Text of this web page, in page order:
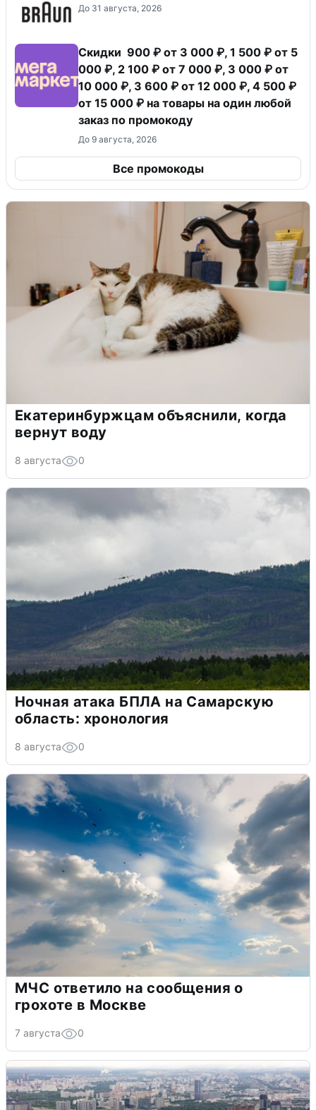
До 31 августа, 2026
Скидки 900 ₽ от 3 000 ₽, 1 500 ₽ от 5
000 ₽, 2 100 ₽ от 7 000 ₽, 3 000 ₽ от
10 000 ₽, 3 600 ₽ от 12 000 ₽, 4 500 ₽
от 15 000 ₽ на товары на один любой
заказ по промокоду
До 9 августа, 2026
Все промокоды
Екатеринбуржцам объяснили, когда
вернут воду
8 августа 0
Ночная атака БПЛА на Самарскую
область: хронология
8 августа 0
МЧС ответило на сообщения о
грохоте в Москве
7 августа 0